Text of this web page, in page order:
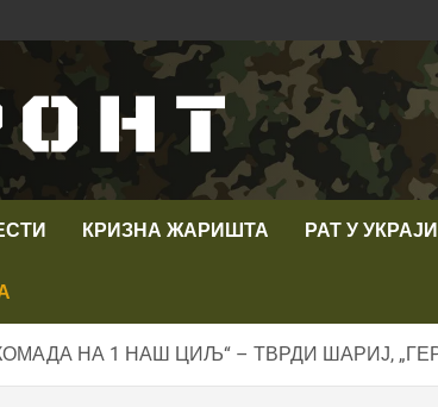
ФРОНТ
КРИЗНА ЖАРИШТА РАТ У
НА 1 НАШ ЦИЉ“ – ТВРДИ ШАРИЈ,